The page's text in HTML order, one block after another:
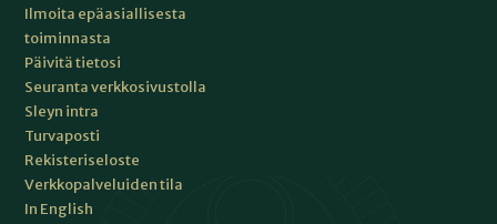
Ilmoita epäasiallisesta
toiminnasta
Päivitä tietosi
Seuranta verkkosivustolla
Sleyn intra
Turvaposti
Rekisteriseloste
Verkkopalveluiden tila
In English